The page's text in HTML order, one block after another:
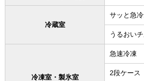
冷蔵室
サッと急冷
うるおい
冷凍室・製氷室
急速冷凍
2段ケース